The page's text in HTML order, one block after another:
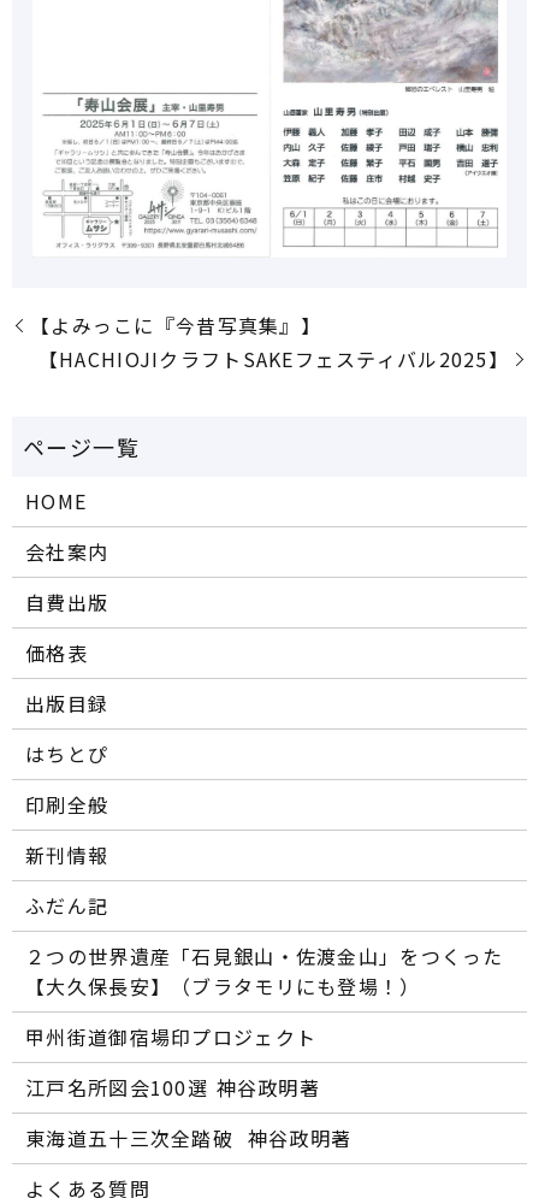
【よみっこに『今昔写真集』】
【HACHIOJIクラフトSAKEフェスティバル2025】
HOME
会社案内
自費出版
価格表
出版目録
はちとぴ
印刷全般
新刊情報
ふだん記
２つの世界遺産「石見銀山・佐渡金山」をつくった
【大久保長安】（ブラタモリにも登場！）
甲州街道御宿場印プロジェクト
江戸名所図会100選―― 神谷政明著
東海道五十三次全踏破 ―― 神谷政明著
よくある質問